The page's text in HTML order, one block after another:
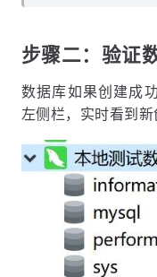
步骤二：验证
数据库如果创建成
左侧栏，实时看到新